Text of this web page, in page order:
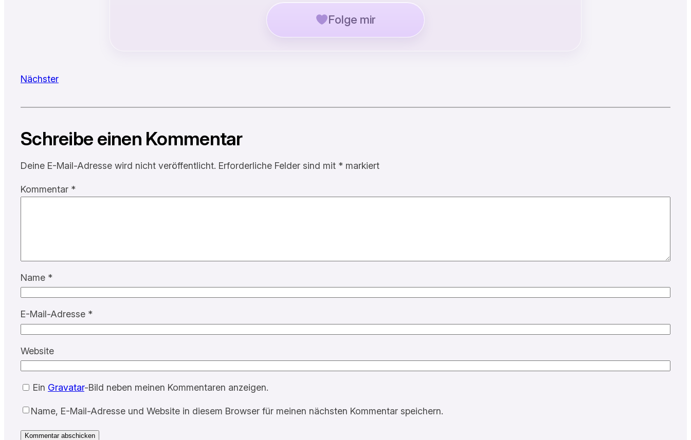
Folge mir
Nächster
Schreibe einen Kommentar
Deine E-Mail-Adresse wird nicht veröffentlicht. Erforderliche Felder sind mit * markiert
Kommentar *
Name *
E-Mail-Adresse *
Website
Ein Gravatar-Bild neben meinen Kommentaren anzeigen.
Name, E-Mail-Adresse und Website in diesem Browser für meinen nächsten Kommentar speichern.